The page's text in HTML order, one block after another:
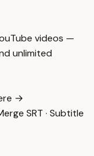
videos —
unlimited
→
SRT · Subtitle